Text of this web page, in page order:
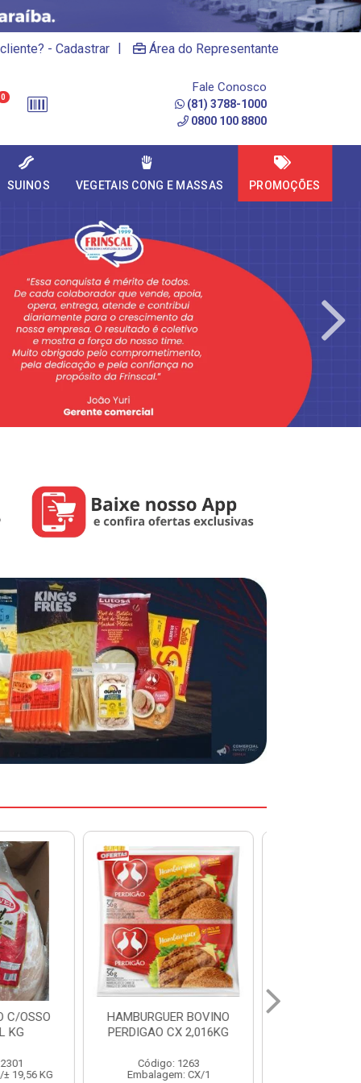
- Cadastrar | Área do Representante
0
Fale Conosco
(81) 3788-1000
0800 100 8800
SUINOS VEGETAIS CONG E MASSAS PROMOÇÕES
BOVINO
2,016KG
1263
CX/1
MARGARINA DELINE
CAIXA 24X250G
Código: 12886
Embalagem: CX/1